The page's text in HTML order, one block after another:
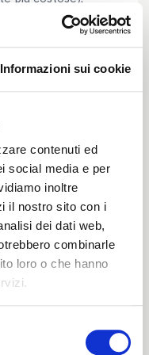
Informazioni sui cookie
contenuti ed
social media e per
inoltre
il nostro sito con i
dei dati web,
combinarle
loro o che hanno
velocità di
2,5 Giga) o più
,Linkem,Mc Linke
potrai
di telefonia fissa e
tutte le tue
Potrai arrivare a
esempioTim,
promozioni per
l’attivazione e le
inclusi